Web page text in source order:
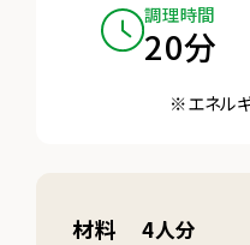
調理時間
20分
※エネル
材料
4人分